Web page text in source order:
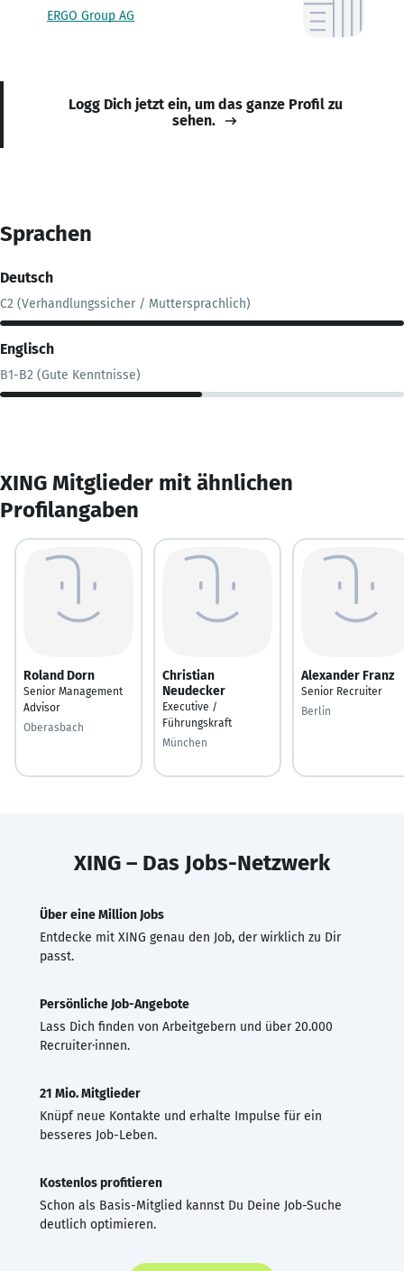
ERGO Group AG
Logg Dich jetzt ein, um das ganze Profil zu
sehen.
Sprachen
Deutsch
C2 (Verhandlungssicher / Muttersprachlich)
Englisch
B1-B2 (Gute Kenntnisse)
XING Mitglieder mit ähnlichen
Profilangaben
Roland Dorn
Senior Management
Advisor
Oberasbach
Christian
Neudecker
Executive /
Führungskraft
München
Alexander Franz
Senior Recruiter
Berlin
XING – Das Jobs-Netzwerk
Über eine Million Jobs
Entdecke mit XING genau den Job, der wirklich zu Dir
passt.
Persönliche Job-Angebote
Lass Dich finden von Arbeitgebern und über 20.000
Recruiter·innen.
21 Mio. Mitglieder
Knüpf neue Kontakte und erhalte Impulse für ein
besseres Job-Leben.
Kostenlos profitieren
Schon als Basis-Mitglied kannst Du Deine Job-Suche
deutlich optimieren.